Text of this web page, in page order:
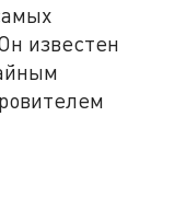
известен